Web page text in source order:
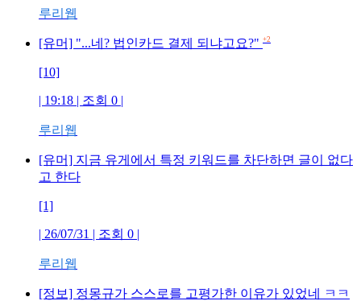
루리웹
[유머] "...네? 법인카드 결제 되냐고요?" +2
[10]
| 19:18 | 조회 0 |
루리웹
[유머] 지금 유게에서 특정 키워드를 차단하면 글이 없다
고 한다
[1]
| 26/07/31 | 조회 0 |
루리웹
[정보] 정몽규가 스스로를 고평가한 이유가 있었네 ㅋㅋ